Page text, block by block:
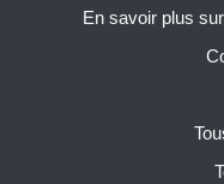
En savoir plus